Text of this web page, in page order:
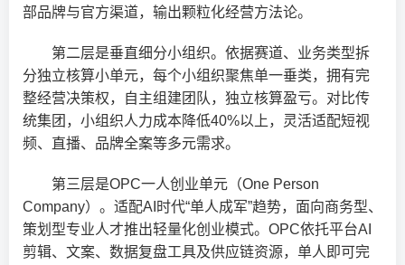
部品牌与官方渠道，输出颗粒化经营方法论。
第二层是垂直细分小组织。依据赛道、业务类型拆
分独立核算小单元，每个小组织聚焦单一垂类，拥有完
整经营决策权，自主组建团队，独立核算盈亏。对比传
统集团，小组织人力成本降低40%以上，灵活适配短视
频、直播、品牌全案等多元需求。
第三层是OPC一人创业单元（One Person
Company）。适配AI时代“单人成军”趋势，面向商务型、
策划型专业人才推出轻量化创业模式。OPC依托平台AI
剪辑、文案、数据复盘工具及供应链资源，单人即可完